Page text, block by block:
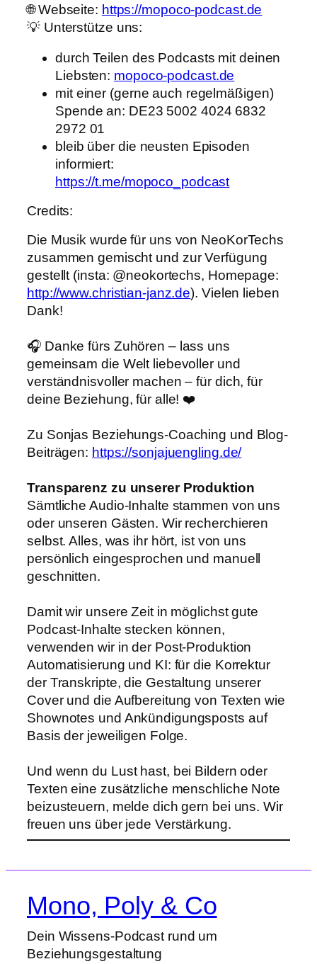
🌐 Webseite: https://mopoco-podcast.de
💡 Unterstütze uns:
durch Teilen des Podcasts mit deinen
Liebsten: mopoco-podcast.de
mit einer (gerne auch regelmäßigen)
Spende an: DE23 5002 4024 6832
2972 01
bleib über die neusten Episoden
informiert:
https://t.me/mopoco_podcast
Credits:
Die Musik wurde für uns von NeoKorTechs
zusammen gemischt und zur Verfügung
gestellt (insta: @neokortechs, Homepage:
http://www.christian-janz.de). Vielen lieben
Dank!
🎧 Danke fürs Zuhören – lass uns
gemeinsam die Welt liebevoller und
verständnisvoller machen – für dich, für
deine Beziehung, für alle! ❤️
Zu Sonjas Beziehungs-Coaching und Blog-
Beiträgen: https://sonjajuengling.de/
Transparenz zu unserer Produktion
Sämtliche Audio-Inhalte stammen von uns
oder unseren Gästen. Wir recherchieren
selbst. Alles, was ihr hört, ist von uns
persönlich eingesprochen und manuell
geschnitten.
Damit wir unsere Zeit in möglichst gute
Podcast-Inhalte stecken können,
verwenden wir in der Post-Produktion
Automatisierung und KI: für die Korrektur
der Transkripte, die Gestaltung unserer
Cover und die Aufbereitung von Texten wie
Shownotes und Ankündigungsposts auf
Basis der jeweiligen Folge.
Und wenn du Lust hast, bei Bildern oder
Texten eine zusätzliche menschliche Note
beizusteuern, melde dich gern bei uns. Wir
freuen uns über jede Verstärkung.
Mono, Poly & Co
Dein Wissens-Podcast rund um
Beziehungsgestaltung